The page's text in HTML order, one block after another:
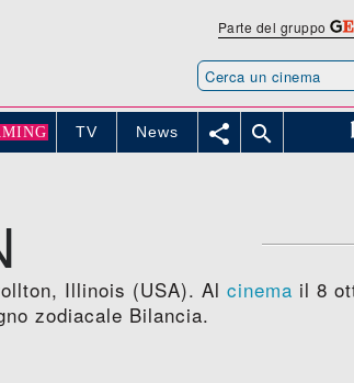
Parte del gruppo
TV News  
Illinois (USA). Al cinema il 8
zodiacale Bilancia.